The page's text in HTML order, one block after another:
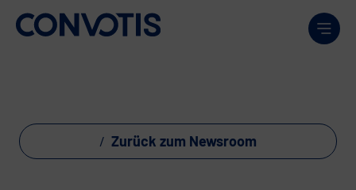
Weiter zum Inhalt
Zurück zum Newsroom